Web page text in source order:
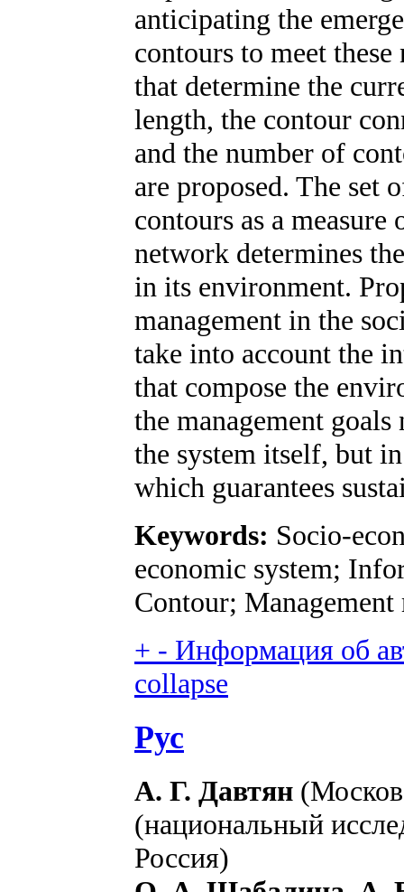
anticipating the
contours to meet
that determine the
length, the contour
and the number of
are proposed. The set
contours as a
network determines
in its environment.
management in the
take into account the
that compose the
the management
the system itself, but
which guarantees
Keywords: Socio-
economic system;
Contour;
+ - Информация об
collapse
Рус
А. Г. Давтян
(национальный
Россия)